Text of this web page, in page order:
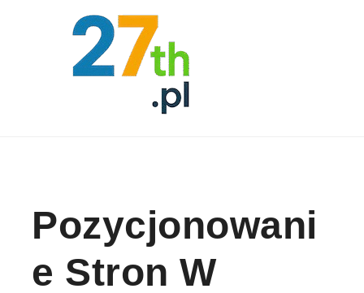
Pozycjonowani
E Stron W